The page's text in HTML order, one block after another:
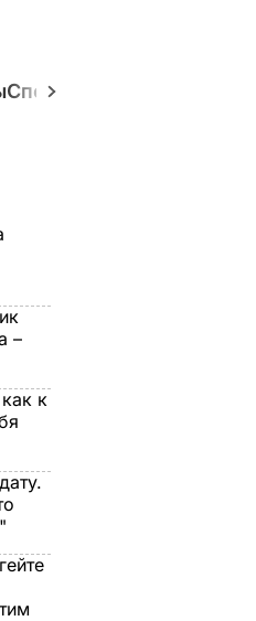
Спецпроекты
–
к